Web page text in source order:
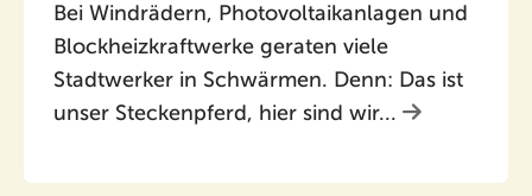
Bei Windrädern, Photovoltaikanlagen und
Blockheizkraftwerke geraten viele
Stadtwerker in Schwärmen. Denn: Das ist
unser Steckenpferd, hier sind wir...